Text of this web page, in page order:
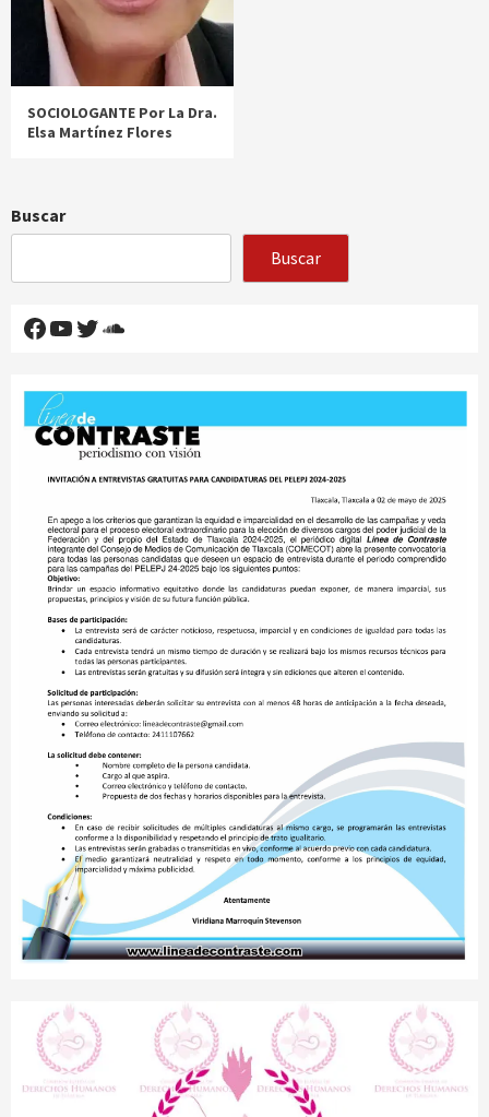
SOCIOLOGANTE Por La Dra.
Elsa Martínez Flores
Buscar
Buscar
Facebook
YouTube
Twitter
SoundCloud